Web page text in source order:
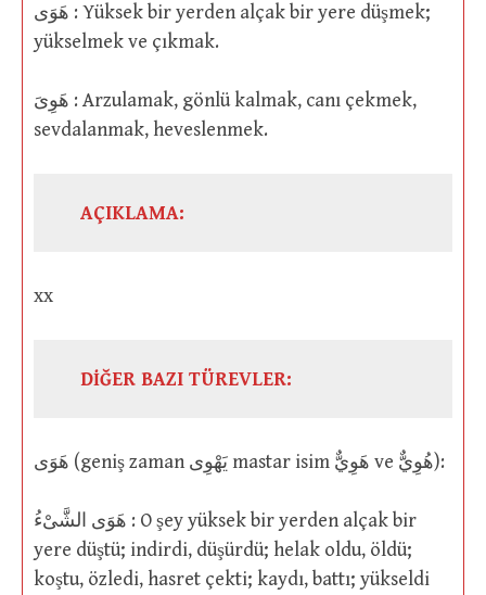
هَوَى : Yüksek bir yerden alçak bir yere düşmek;
yükselmek ve çıkmak.
هَوِىَ : Arzulamak, gönlü kalmak, canı çekmek,
sevdalanmak, heveslenmek.
AÇIKLAMA:
xx
DİĞER BAZI TÜREVLER:
هَوَى (geniş zaman يَهْوِى mastar isim هَوِيٌّ ve هُوِيٌّ):
هَوَى الشَّىْءُ : O şey yüksek bir yerden alçak bir
yere düştü; indirdi, düşürdü; helak oldu, öldü;
koştu, özledi, hasret çekti; kaydı, battı; yükseldi